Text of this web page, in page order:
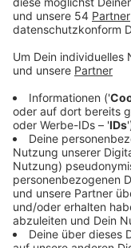
auf sich hat, hat
Kollegen Jürgen
beiden
Intelligenz
Themen im
erst eine Corona-
bei uns Rede und
gesamte
Anzeige